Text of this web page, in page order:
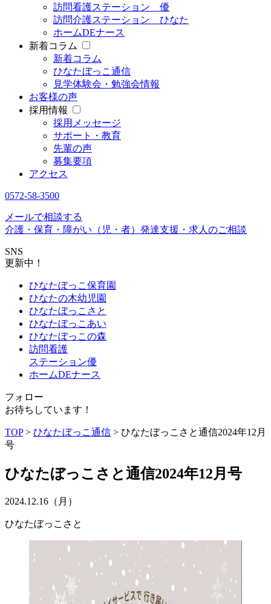
訪問看護ステーション 優
訪問介護ステーション ひなた
ホームDEナース
新着コラム
新着コラム
ひなたぼっこ通信
見学体験会・勉強会情報
お客様の声
採用情報
採用メッセージ
サポート・教育
先輩の声
募集要項
アクセス
0572-58-3500
メールで相談する
介護・保育・障がい（児・者）発達支援・求人のご相談
SNS
更新中！
ひなたぼっこ保育園
ひなたの木幼児園
ひなたぼっこさと
ひなたぼっこあい
ひなたぼっこの森
訪問看護
ステーション優
ホームDEナース
フォロー
お待ちしています！
TOP> ひなたぼっこ通信 > ひなたぼっこさと通信2024年12月
号
ひなたぼっこさと通信2024年12月号
2024.12.16（月）
ひなたぼっこさと